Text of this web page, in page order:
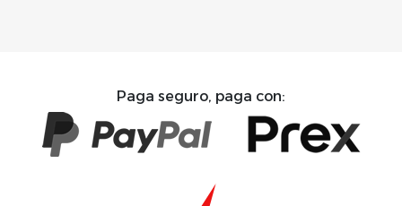
Paga seguro, paga con: